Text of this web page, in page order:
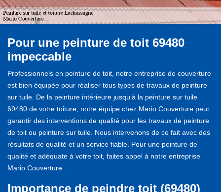
Pour une peinture de toit 69480
impeccable
Professionnels en peinture de toit, notre entreprise de couverture
est bien équipée pour réaliser tous types de travaux de peinture
sur tuile. De la peinture intérieure jusqu’à la peinture sur tuile
69480 de votre toiture, notre équipe chez Mario Couverture peut
garantir des interventions de qualité pour les travaux de peinture
de toit ou peinture sur tuile. Nous intervenons de ce fait avec des
résultats de qualité et un service fiable. Pour une peinture de
qualité et adéquate à votre toit, faites appel à notre entreprise
Mario Couverture .
Importance de peindre toit (69480)